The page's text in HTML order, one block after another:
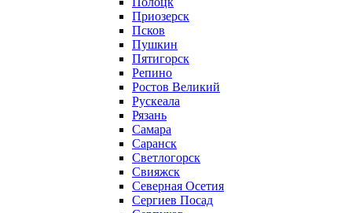
Приозерск
Псков
Пушкин
Пятигорск
Репино
Ростов Великий
Рускеала
Рязань
Самара
Саранск
Светлогорск
Свияжск
Северная Осетия
Сергиев Посад